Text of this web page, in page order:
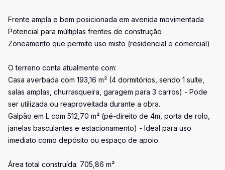
Frente ampla e bem posicionada em avenida movimentada
Potencial para múltiplas frentes de construção
Zoneamento que permite uso misto (residencial e comercial)
O terreno conta atualmente com:
Casa averbada com 193,16 m² (4 dormitórios, sendo 1 suíte,
salas amplas, churrasqueira, garagem para 3 carros) - Pode
ser utilizada ou reaproveitada durante a obra.
Galpão em L com 512,70 m² (pé-direito de 4m, porta de rolo,
janelas basculantes e estacionamento) - Ideal para uso
imediato como depósito ou espaço de apoio.
Área total construída: 705,86 m²